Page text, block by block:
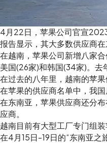
4月22日，苹果公司官宣
报告显示，其大多数供应商
在越南，苹果公司新增八家
美国(26家)和韩国(34家)。去
在过去的八年里，越南的苹
在苹果的供应商名单中，我
在东南亚，苹果供应商还分
应商。
越南目前有大型工厂专门组
在4月15日-19日的“东南亚之